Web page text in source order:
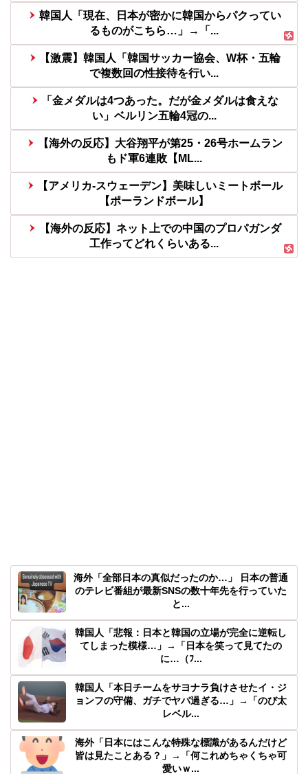
韓国人「現在、日本が密かに韓国からパクってい
るものがこちら…」→「...
【激震】韓国人「韓国サッカー協会、W杯・五輪
で複数回の性接待を行い...
「金メダルは4つあった。だが金メダルは食えな
い」ベルリン五輪4冠の...
【海外の反応】大谷翔平が第25・26号ホームラン
もド軍6連敗【ML...
【アメリカ-スウェーデン】美味しいミートボール
【ポーランドボール】
【海外の反応】ネット上での中国のプロパガンダ
工作ってどれくらいある...
海外「全部日本の真似だったのか…」 日本の普通
のテレビ番組が最新SNSの数十年先を行っていた
と...
韓国人「悲報：日本と韓国の立場が完全に逆転し
てしまった模様…」→「日本を笑って見てたの
に…（ﾌ...
韓国人「本日チームをサヨナラ負けさせたイ・ジ
ョンフの守備、ガチでヤバ過ぎる…」→「のび太
レベル...
海外「日本にはこんな特殊な標識があるんだけど
皆は見たことある？」→「何これめちゃくちゃ可
愛いｗ...